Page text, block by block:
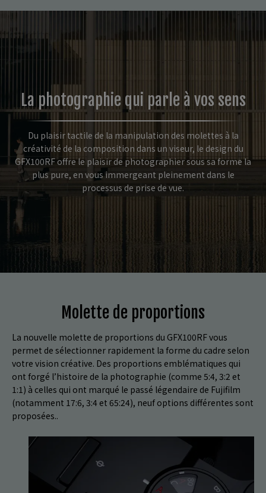
La photographie qui parle à vos sens
Du plaisir tactile de la manipulation des molettes à la
créativité de la composition dans un viseur, le design du
GFX100RF offre le plaisir de photographier sous sa forme la
plus pure, en vous immergeant pleinement dans le
processus de prise de vue.
Molette de proportions
La nouvelle molette de proportions du GFX100RF vous
permet de sélectionner rapidement la forme du cadre selon
votre vision créative. Des proportions emblématiques qui
ont forgé l’histoire de la photographie (comme 5:4, 3:2 et
1:1) à celles qui ont marqué le passé légendaire de Fujifilm
(notamment 17:6, 3:4 et 65:24), neuf options différentes sont
proposées..